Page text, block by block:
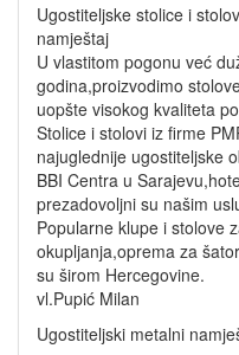
Ugostiteljske stolice i
namještaj
U vlastitom pogonu već
godina,proizvodimo
uopšte visokog kvaliteta
Stolice i stolovi iz firme
najuglednije ugostiteljske
BBI Centra u
prezadovoljni su našim
Popularne klupe i stolove
okupljanja,oprema za
su širom Hercegovine.
vl.Pupić Milan
Ugostiteljski metalni